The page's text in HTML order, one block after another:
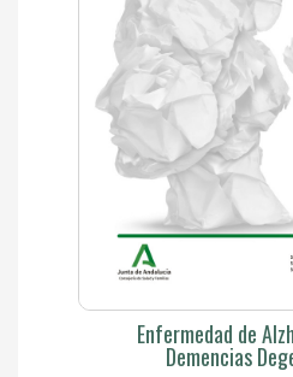
Enfermedad de
Demencias